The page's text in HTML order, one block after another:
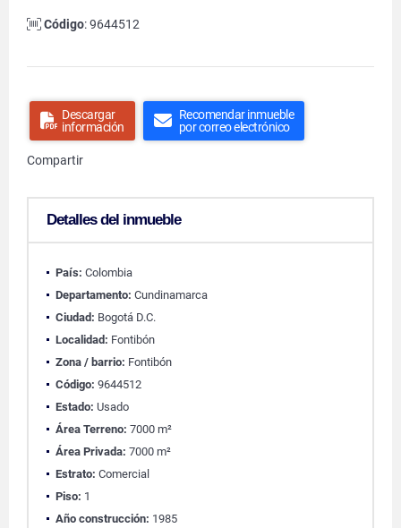
Código: 9644512
Descargar
información
Recomendar inmueble
por correo electrónico
Compartir
Detalles del inmueble
País: Colombia
Departamento: Cundinamarca
Ciudad: Bogotá D.C.
Localidad: Fontibón
Zona / barrio: Fontibón
Código: 9644512
Estado: Usado
Área Terreno: 7000 m²
Área Privada: 7000 m²
Estrato: Comercial
Piso: 1
Año construcción: 1985